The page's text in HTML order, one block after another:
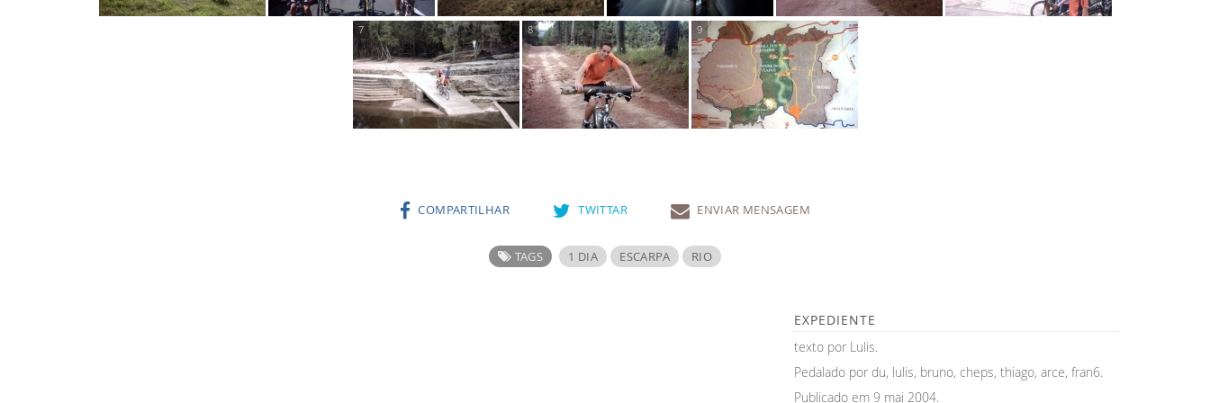
COMPARTILHAR TWITTAR ENVIAR MENSAGEM
TAGS 1 DIA ESCARPA RIO
EXPEDIENTE
texto por Lulis.
Pedalado por du, lulis, bruno, cheps, thiago, arce, fran6.
Publicado em 9 mai 2004.